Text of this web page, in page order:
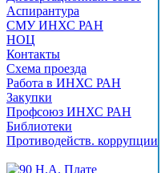
Аспирантура
СМУ ИНХС РАН
НОЦ
Контакты
Схема проезда
Работа в ИНХС РАН
Закупки
Профсоюз ИНХС РАН
Библиотеки
Противодейств. коррупции